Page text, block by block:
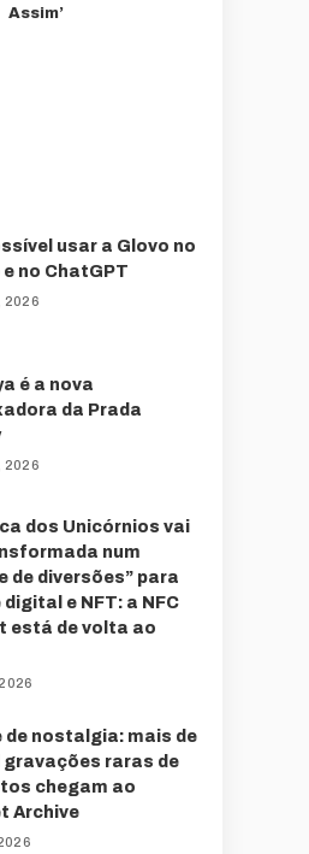
Assim’
usar a Glovo no
e no ChatGPT
2026
é a nova
da Prada
2026
dos Unicórnios vai
num
de diversões” para
digital e NFT: a NFC
está de volta ao
de nostalgia: mais de
gravações raras de
chegam ao
Archive